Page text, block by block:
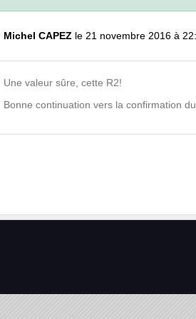
Michel CAPEZ le 21 novembre 2016 à
Une valeur sûre, cette R2!
Bonne continuation vers la confirmation